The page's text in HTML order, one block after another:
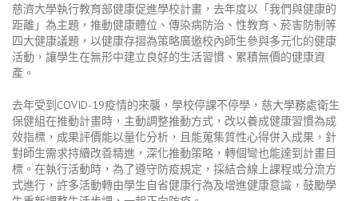
慈濟大學執行教育部健康促進學校計畫，去年度以「我們與健康的
距離」為主題，推動健康體位、傳染病防治、性教育、菸害防制等
四大健康議題，以健康存摺為策略廣邀校內師生參與多元化的健康
活動，讓學生在無形中建立良好的生活習慣、累積無價的健康資
產。
去年受到COVID-19疫情的來襲，學校停課不停學，慈大學務處衛生
保健組在推動計畫時，主動調整推動方式，改以養成健康習慣為成
效指標，成果評價能以量化分析，且能蒐集質性心得併入成果，針
對師生需求持續改善精進，深化推動策略，轉個彎也能達到計畫目
標。在執行活動時，為了遵守防疫規定，採結合線上課程或分流方
式進行，許多活動轉由學生自省健康行為及增進健康意識，鼓勵學